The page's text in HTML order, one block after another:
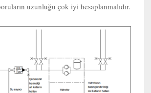
uzunluğu çok iyi hesaplanmalıdır.